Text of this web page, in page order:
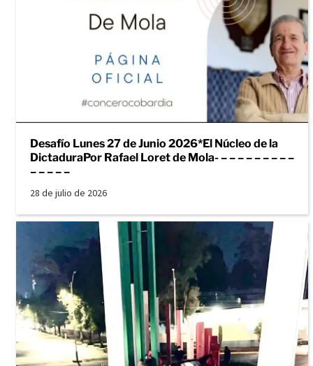
Desafío Lunes 27 de Junio 2026*El Núcleo de la
DictaduraPor Rafael Loret de Mola- – – – – – – – – –
– – – – –
28 de julio de 2026